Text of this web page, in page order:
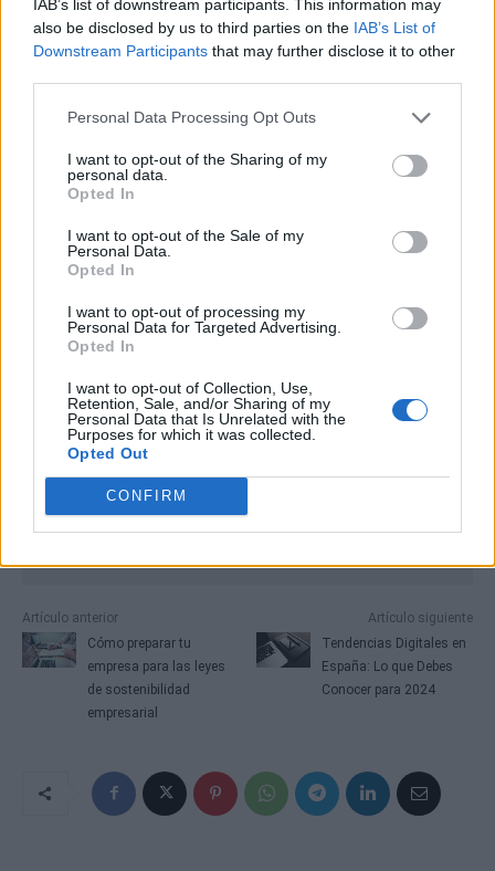
IAB’s list of downstream participants. This information may
also be disclosed by us to third parties on the IAB’s List of
Downstream Participants that may further disclose it to other
Personal Data Processing Opt Outs
I want to opt-out of the Sharing of my
personal data.
Opted In
I want to opt-out of the Sale of my
Personal Data.
Opted In
I want to opt-out of processing my
Personal Data for Targeted Advertising.
Opted In
I want to opt-out of Collection, Use,
Retention, Sale, and/or Sharing of my
Personal Data that Is Unrelated with the
Purposes for which it was collected.
Opted Out
CONFIRM
Artículo anterior
Cómo preparar tu
empresa para las leyes
de sostenibilidad
empresarial
Artículo siguiente
Tendencias Digitales en
España: Lo que Debes
Conocer para 2024